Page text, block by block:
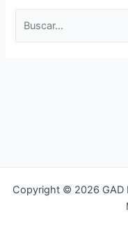
Copyright © 2026 GAD